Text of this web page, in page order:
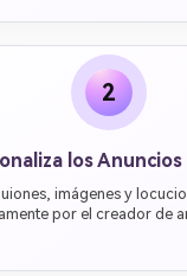
2
los
imágenes y
por el creador de